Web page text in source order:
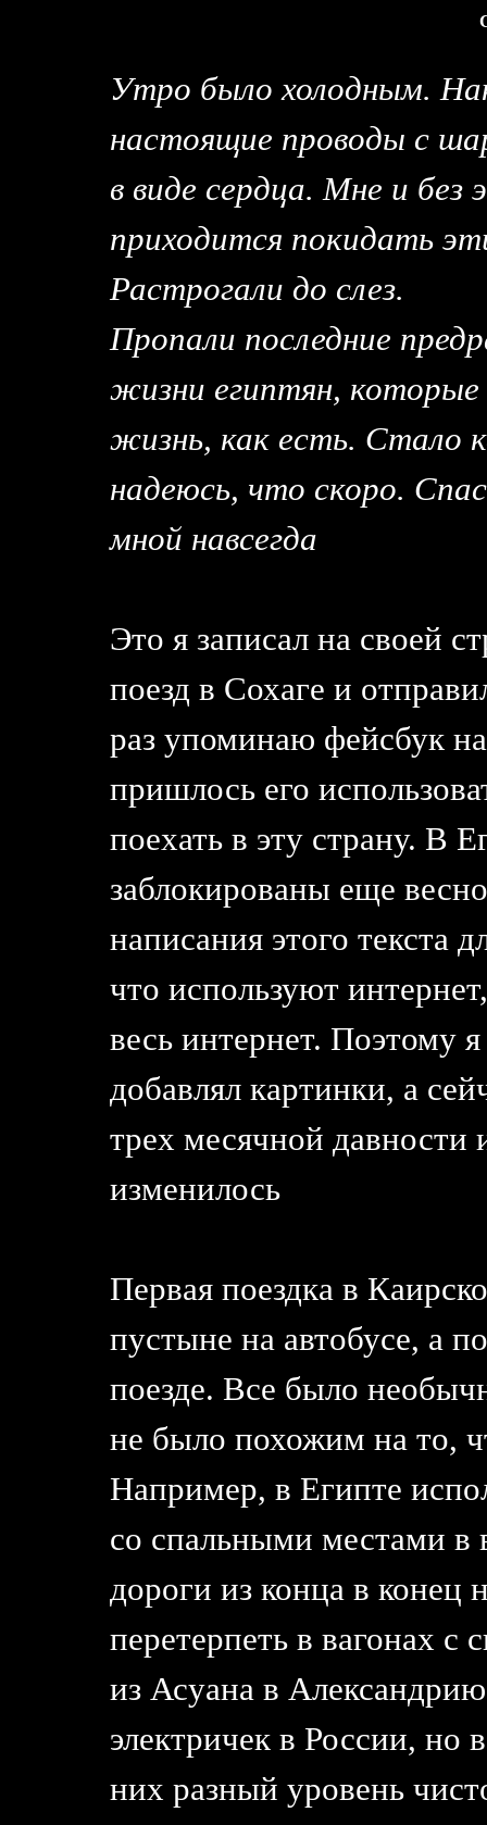
Утро было холодным.
настоящие проводы с
в виде сердца. Мне и
приходится покидать
Растрогали до слез.
Пропали последние
жизни египтян,
жизнь, как есть. Стало
надеюсь, что скоро.
мной навсегда
Это я записал на своей
поезд в Сохаге и
раз упоминаю фейсбук
пришлось его
поехать в эту страну. В
заблокированы еще
написания этого текста
что используют
весь интернет. Поэтому
добавлял картинки, а
трех месячной
изменилось
Первая поездка в
пустыне на автобусе, а
поезде. Все было
не было похожим на то,
Например, в Египте
со спальными местами в
дороги из конца в
перетерпеть в вагонах
из Асуана в
электричек в России, но
них разный уровень